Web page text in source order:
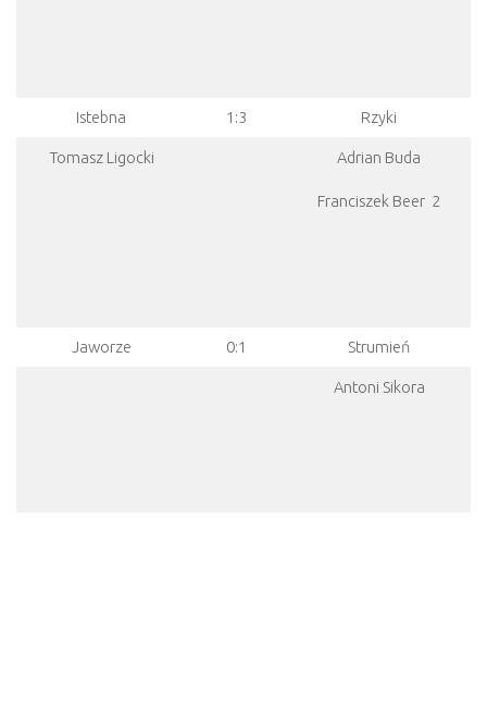
Istebna 1:3 Rzyki
Tomasz Ligocki Adrian Buda
Franciszek Beer 2
Jaworze 0:1 Strumień
Antoni Sikora